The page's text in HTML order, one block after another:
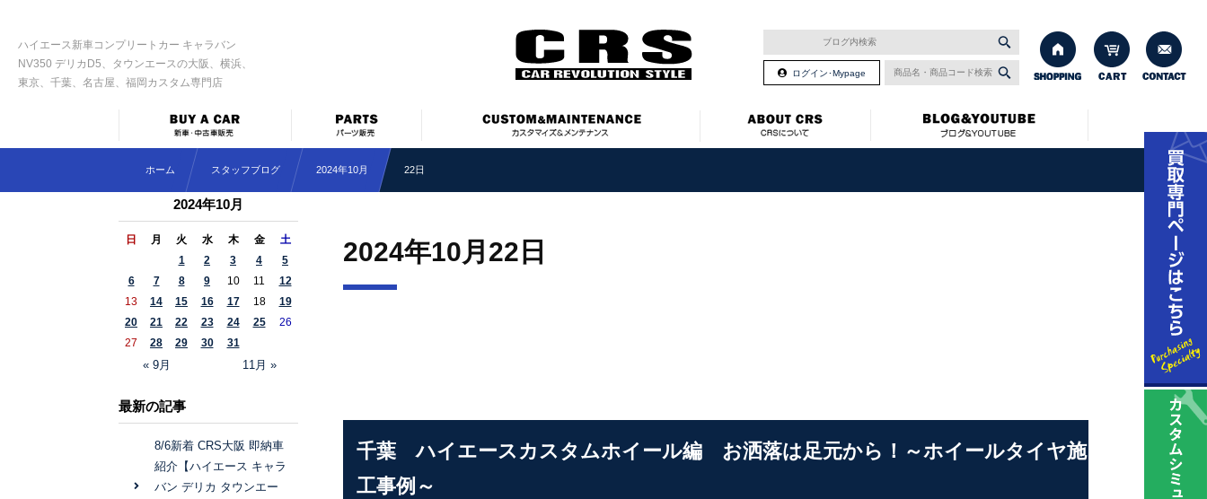
ハイエース新車コンプリートカー キャラバン
NV350 デリカD5、タウンエースの大阪、横浜、
東京、千葉、名古屋、福岡カスタム専門店
ログイン･Mypage
ホーム スタッフブログ 2024年10月 22日
2024年10月22日
千葉 ハイエースカスタムホイール編 お洒落は足元から！～ホイールタイヤ施
工事例～
2024年10月
日 月 火 水 木 金 土
« 9月 11月 »
1 2 3 4
5
6
7 8 9 10 11
12
13
14 15 16 17 18
19
20
21 22 23 24 25
26
27
28 29 30 31
最新の記事
8/6新着 CRS大阪 即納車
紹介【ハイエース キャラ
バン デリカ タウンエー